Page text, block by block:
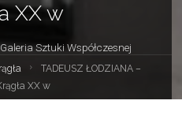
XX w
Galeria Sztuki Współczesnej
TADEUSZ ŁODZIANA –
XX w